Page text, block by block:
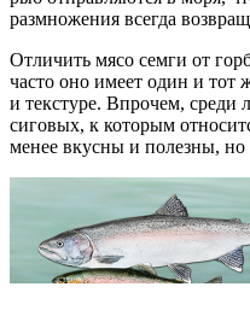
размножения всегда
Отличить мясо семги от
часто оно имеет один и тот
и текстуре. Впрочем, среди
сиговых, к которым
менее вкусны и полезны, но